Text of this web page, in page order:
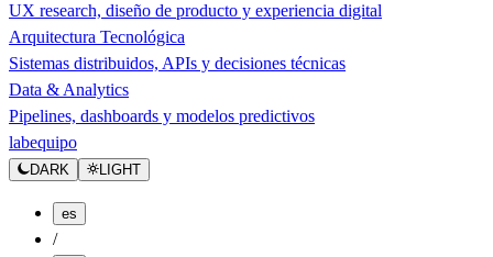
UX research, diseño de producto y experiencia digital
Arquitectura Tecnológica
Sistemas distribuidos, APIs y decisiones técnicas
Data & Analytics
Pipelines, dashboards y modelos predictivos
labequipo
DARK LIGHT
es
/